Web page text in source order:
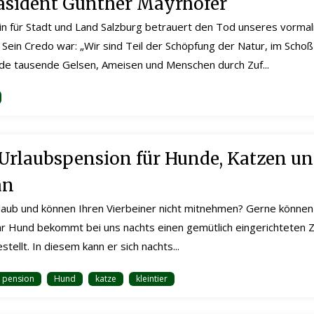
für Stadt und Land Salzburg betrauert den Tod unseres
Credo war: „Wir sind Teil der Schöpfung der Natur, im
tausende Gelsen, Ameisen und Menschen durch Zuf...
für Hunde, Katzen
und können Ihren Vierbeiner nicht mitnehmen? Gerne
Hund bekommt bei uns nachts einen gemütlich eingerichteten
In diesem kann er sich nachts...
pension Hund katze kleintier